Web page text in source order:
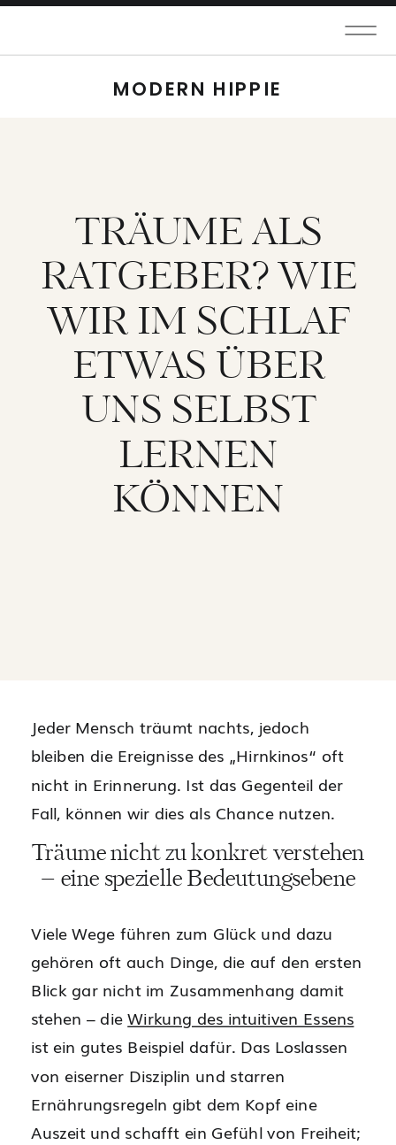
MODERN HIPPIE
TRÄUME ALS
RATGEBER? WIE
WIR IM SCHLAF
ETWAS ÜBER
UNS SELBST
LERNEN
KÖNNEN
Jeder Mensch träumt nachts, jedoch
bleiben die Ereignisse des „Hirnkinos“ oft
nicht in Erinnerung. Ist das Gegenteil der
Fall, können wir dies als Chance nutzen.
Träume nicht zu konkret verstehen
– eine spezielle Bedeutungsebene
Viele Wege führen zum Glück und dazu
gehören oft auch Dinge, die auf den ersten
Blick gar nicht im Zusammenhang damit
stehen – dieWirkung des intuitiven Essens
ist ein gutes Beispiel dafür. Das Loslassen
von eiserner Disziplin und starren
Ernährungsregeln gibt dem Kopf eine
Auszeit und schafft ein Gefühl von Freiheit;